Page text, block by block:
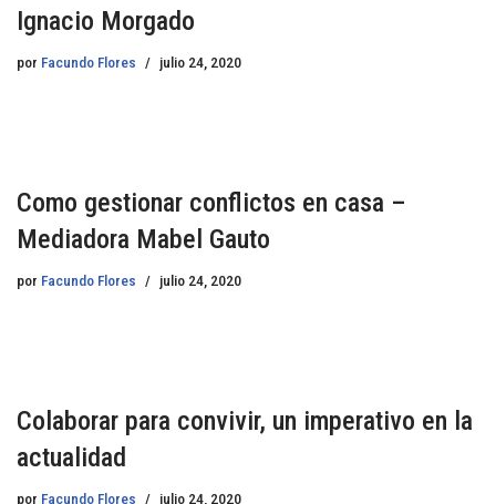
Ignacio Morgado
por Facundo Flores julio 24, 2020
Como gestionar conflictos en casa –
Mediadora Mabel Gauto
por Facundo Flores julio 24, 2020
Colaborar para convivir, un imperativo en la
actualidad
por Facundo Flores julio 24, 2020